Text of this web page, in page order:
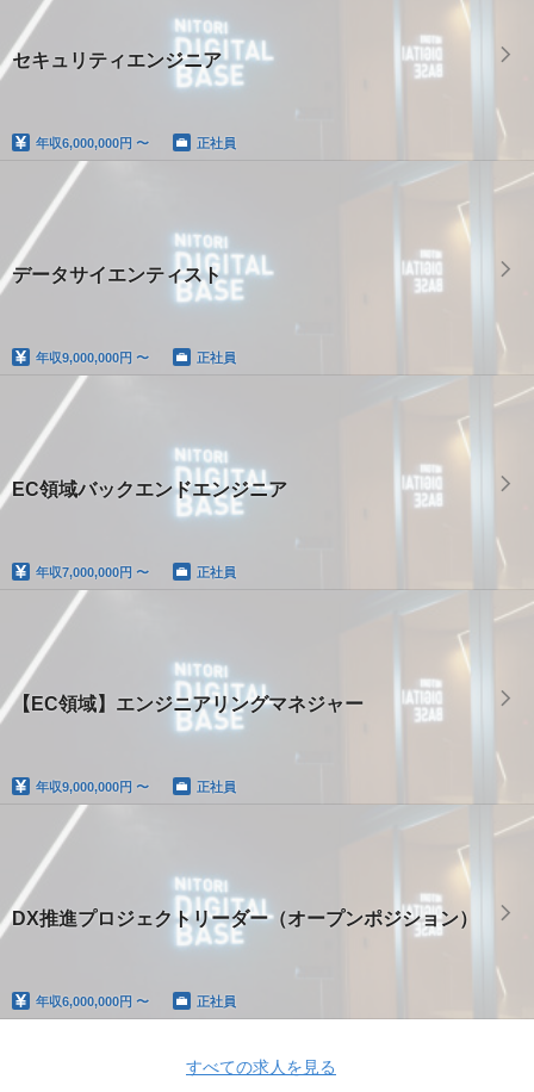
セキュリティエンジニア
年収6,000,000円 〜 正社員
データサイエンティスト
年収9,000,000円 〜 正社員
EC領域バックエンドエンジニア
年収7,000,000円 〜 正社員
【EC領域】エンジニアリングマネジャー
年収9,000,000円 〜 正社員
DX推進プロジェクトリーダー（オープンポジション）
年収6,000,000円 〜 正社員
すべての求人を見る